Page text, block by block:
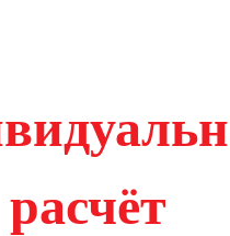
расчёт